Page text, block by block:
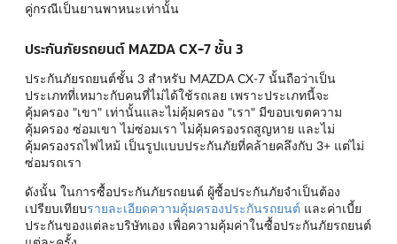
คู่กรณีเป็นยานพาหนะเท่านั้น
ประกันภัยรถยนต์ MAZDA CX-7 ชั้น 3
ประกันภัยรถยนต์ชั้น 3 สำหรับ MAZDA CX-7 นั้นถือว่าเป็น
ประเภทที่เหมาะกับคนที่ไม่ได้ใช้รถเลย เพราะประเภทนี้จะ
คุ้มครอง "เขา" เท่านั้นและไม่คุ้มครอง "เรา" มีขอบเขตความ
คุ้มครอง ซ่อมเขา ไม่ซ่อมเรา ไม่คุ้มครองรถสูญหาย และไม่
คุ้มครองรถไฟไหม้ เป็นรูปแบบประกันภัยที่คล้ายคลึงกับ 3+ แต่ไม่
ซ่อมรถเรา
ดังนั้น ในการซื้อประกันภัยรถยนต์ ผู้ซื้อประกันภัยจำเป็นต้อง
เปรียบเทียบรายละเอียดความคุ้มครองประกันรถยนต์ และค่าเบี้ย
ประกันของแต่ละบริษัทเอง เพื่อความคุ้มค่าในซื้อประกันภัยรถยนต์